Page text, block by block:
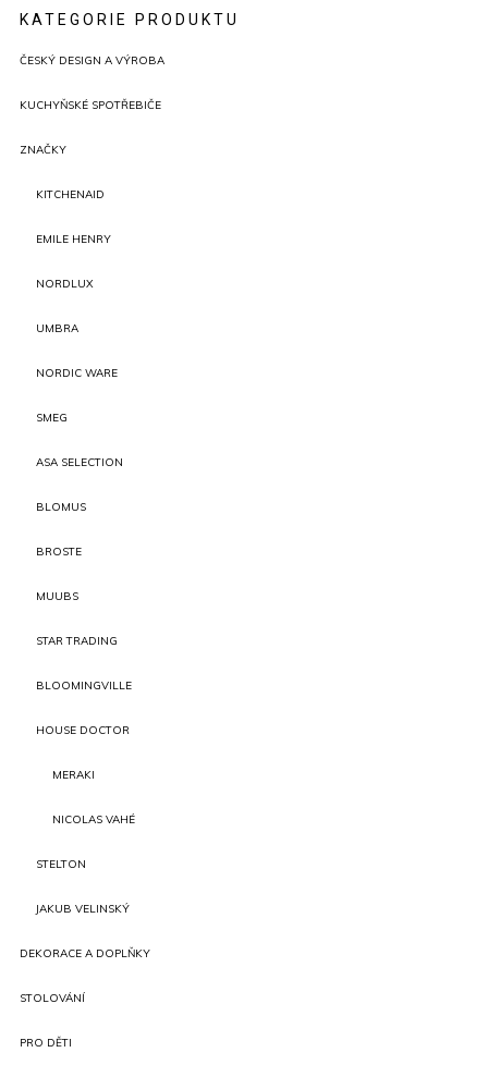
KATEGORIE PRODUKTU
ČESKÝ DESIGN A VÝROBA
KUCHYŇSKÉ SPOTŘEBIČE
ZNAČKY
KITCHENAID
EMILE HENRY
NORDLUX
UMBRA
NORDIC WARE
SMEG
ASA SELECTION
BLOMUS
BROSTE
MUUBS
STAR TRADING
BLOOMINGVILLE
HOUSE DOCTOR
MERAKI
NICOLAS VAHÉ
STELTON
JAKUB VELINSKÝ
DEKORACE A DOPLŇKY
STOLOVÁNÍ
PRO DĚTI